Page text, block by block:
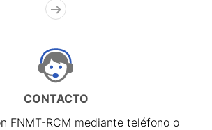
CONTACTO
FNMT-RCM mediante teléfono o